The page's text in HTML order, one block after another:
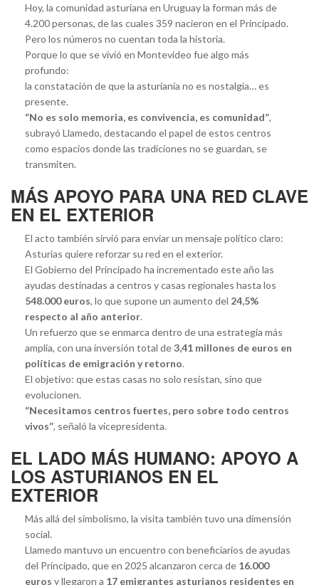
Hoy, la comunidad asturiana en Uruguay la forman más de
4.200 personas, de las cuales 359 nacieron en el Principado.
Pero los números no cuentan toda la historia.
Porque lo que se vivió en Montevideo fue algo más
profundo:
la constatación de que la asturianía no es nostalgia… es
presente.
“No es solo memoria, es convivencia, es comunidad”,
subrayó Llamedo, destacando el papel de estos centros
como espacios donde las tradiciones no se guardan, se
transmiten.
MÁS APOYO PARA UNA RED CLAVE
EN EL EXTERIOR
El acto también sirvió para enviar un mensaje político claro:
Asturias quiere reforzar su red en el exterior.
El Gobierno del Principado ha incrementado este año las
ayudas destinadas a centros y casas regionales hasta los
548.000 euros, lo que supone un aumento del 24,5%
respecto al año anterior.
Un refuerzo que se enmarca dentro de una estrategia más
amplia, con una inversión total de3,41 millones de euros en
políticas de emigración y retorno.
El objetivo: que estas casas no solo resistan, sino que
evolucionen.
“Necesitamos centros fuertes, pero sobre todo centros
vivos”, señaló la vicepresidenta.
EL LADO MÁS HUMANO: APOYO A
LOS ASTURIANOS EN EL
EXTERIOR
Más allá del simbolismo, la visita también tuvo una dimensión
social.
Llamedo mantuvo un encuentro con beneficiarios de ayudas
del Principado, que en 2025 alcanzaron cerca de 16.000
euros y llegaron a 17 emigrantes asturianos residentes en